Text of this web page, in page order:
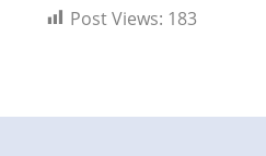
Post Views: 183